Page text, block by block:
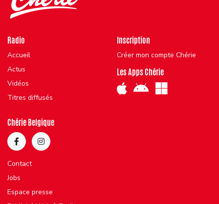
Radio
Accueil
Actus
Vidéos
Titres diffusés
Inscription
Créer mon compte Chérie
Les Apps Chérie
Chérie Belgique
Contact
Jobs
Espace presse